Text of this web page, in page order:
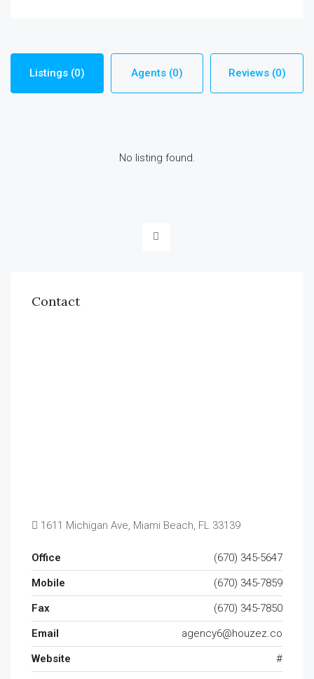
Listings (0) Agents (0) Reviews (0)
No listing found.
Contact
1611 Michigan Ave, Miami Beach, FL 33139
Office
(670) 345-5647
Mobile
(670) 345-7859
Fax
(670) 345-7850
Email
agency6@houzez.co
Website
#